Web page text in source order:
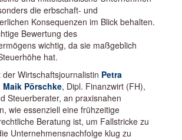
die erbschaft- und
Konsequenzen im Blick behalten.
Bewertung des
wichtig, da sie maßgeblich
hat.
Wirtschaftsjournalistin Petra
Maik Pörschke, Dipl. Finanzwirt (FH),
Steuerberater, an praxisnahen
wie essenziell eine frühzeitige
Beratung ist, um Fallstricke zu
Unternehmensnachfolge klug zu